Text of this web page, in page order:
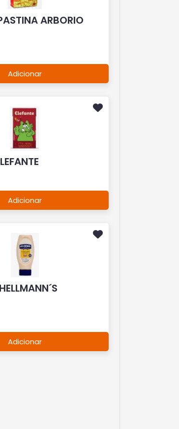
ARBORIO
Adicionar
Adicionar
Adicionar